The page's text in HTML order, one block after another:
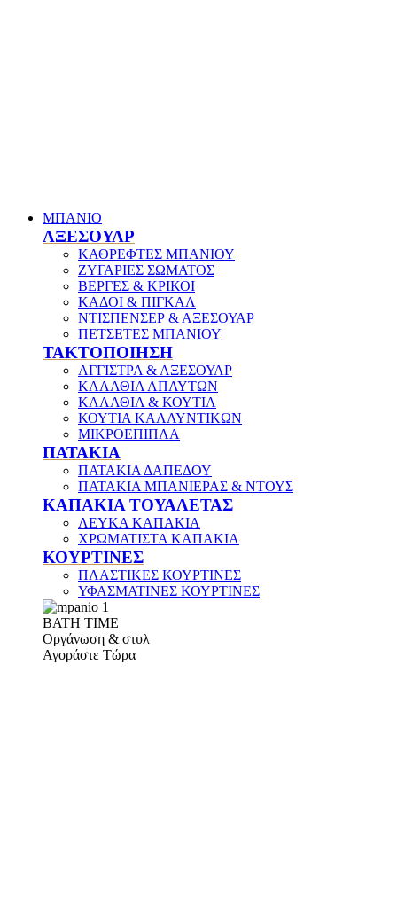
ΜΠΑΝΙΟ
ΑΞΕΣΟΥΑΡ
ΚΑΘΡΕΦΤΕΣ ΜΠΑΝΙΟΥ
ΖΥΓΑΡΙΕΣ ΣΩΜΑΤΟΣ
ΒΕΡΓΕΣ & ΚΡΙΚΟΙ
ΚΑΔΟΙ & ΠΙΓΚΑΛ
ΝΤΙΣΠΕΝΣΕΡ & ΑΞΕΣΟΥΑΡ
ΠΕΤΣΕΤΕΣ ΜΠΑΝΙΟΥ
ΤΑΚΤΟΠΟΙΗΣΗ
ΑΓΓΙΣΤΡΑ & ΑΞΕΣΟΥΑΡ
ΚΑΛΑΘΙΑ ΑΠΛΥΤΩΝ
ΚΑΛΑΘΙΑ & ΚΟΥΤΙΑ
ΚΟΥΤΙΑ ΚΑΛΛΥΝΤΙΚΩΝ
ΜΙΚΡΟΕΠΙΠΛΑ
ΠΑΤΑΚΙΑ
ΠΑΤΑΚΙΑ ΔΑΠΕΔΟΥ
ΠΑΤΑΚΙΑ ΜΠΑΝΙΕΡΑΣ & ΝΤΟΥΣ
ΚΑΠΑΚΙΑ ΤΟΥΑΛΕΤΑΣ
ΛΕΥΚΑ ΚΑΠΑΚΙΑ
ΧΡΩΜΑΤΙΣΤΑ ΚΑΠΑΚΙΑ
ΚΟΥΡΤΙΝΕΣ
ΠΛΑΣΤΙΚΕΣ ΚΟΥΡΤΙΝΕΣ
ΥΦΑΣΜΑΤΙΝΕΣ ΚΟΥΡΤΙΝΕΣ
ΒΑΤΗ ΤΙΜΕ
Οργάνωση & στυλ
Αγοράστε Τώρα